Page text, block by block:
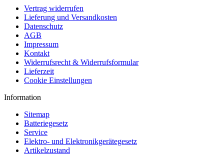
Vertrag widerrufen
Lieferung und Versandkosten
Datenschutz
AGB
Impressum
Kontakt
Widerrufsrecht & Widerrufsformular
Lieferzeit
Cookie Einstellungen
Information
Sitemap
Batteriegesetz
Service
Elektro- und Elektronikgerätegesetz
Artikelzustand